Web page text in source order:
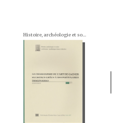
Histoire, archéologie et société. Conférences académiques franco-chinoises